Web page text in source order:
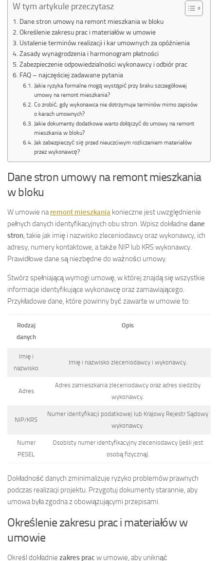
W tym artykule przeczytasz
Dane stron umowy na remont mieszkania w bloku
Określenie zakresu prac i materiałów w umowie
Ustalenie terminów realizacji i kar umownych za opóźnienia
Zasady wynagrodzenia i harmonogram płatności
Zabezpieczenie odpowiedzialności wykonawcy i odbiór prac
FAQ – najczęściej zadawane pytania
Jakie ryzyka formalne mogą wystąpić przy braku szczegółowej
umowy na remont mieszkania?
Co zrobić, gdy wykonawca nie dotrzymuje terminów mimo zapisów
o karach umownych?
Jakie dokumenty dodatkowe warto dołączyć do umowy na remont
mieszkania w bloku?
Jak zabezpieczyć się przed nieuczciwym rozliczeniem materiałów
przez wykonawcę?
Dane stron umowy na remont mieszkania
w bloku
W umowie na remont mieszkania konieczne jest uwzględnienie
pełnych danych identyfikacyjnych obu stron. Wpisz dokładne dane
stron , takie jak imię i nazwisko zleceniodawcy oraz wykonawcy, ich
adresy, numery kontaktowe, a także NIP lub KRS wykonawcy.
Prawidłowe dane są niezbędne do ważności umowy.
Stwórz spełniającą wymogi umowę, w której znajdą się wszystkie
informacje identyfikujące wykonawcę oraz zamawiającego.
Przykładowe dane, które powinny być zawarte w umowie to:
Rodzaj
danych
Opis
Imię i
nazwisko
Imię i nazwisko zleceniodawcy i wykonawcy.
Adres
Adres zamieszkania zleceniodawcy oraz adres siedziby
wykonawcy.
NIP/KRS
Numer identyfikacji podatkowej lub Krajowy Rejestr Sądowy
wykonawcy.
Numer
PESEL
Osobisty numer identyfikacyjny zleceniodawcy (jeśli jest
osobą fizyczną).
Dokładność danych zminimalizuje ryzyko problemów prawnych
podczas realizacji projektu. Przygotuj dokumenty starannie, aby
umowa była zgodna z obowiązującymi przepisami.
Określenie zakresu prac i materiałów w
umowie
Określ dokładnie zakres prac w umowie, aby uniknąć